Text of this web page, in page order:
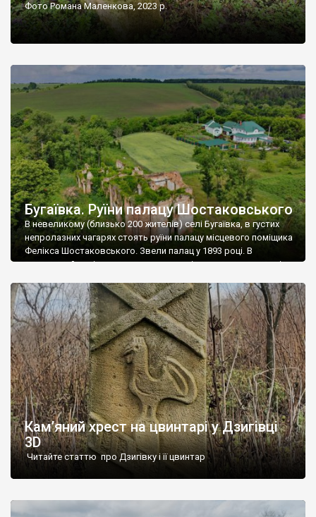
Фото Романа Маленкова, 2023 р.
Бугаївка. Руїни палацу Шостаковського
В невеликому (близько 200 жителів) селі Бугаївка, в густих
непролазних чагарях стоять руїни палацу місцевого поміщика
Фелікса Шостаковського. Звели палац у 1893 році. В
радянський період у ньому спочатку містилася школа, потім
століття тут розмістили туберкульозну лікарню. Коли із
палацу виїхала лікарня – ми точно не […]
Кам’яний хрест на цвинтарі у Дзигівці
3D
Читайте статтю про Дзигівку і її цвинтар